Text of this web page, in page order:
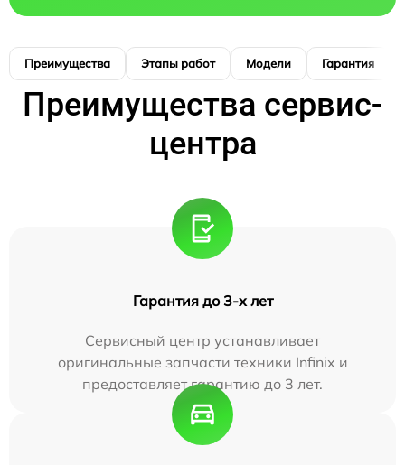
Преимущества Этапы работ Модели Гарантия
Преимущества сервис-
центра
Гарантия до 3-х лет
Сервисный центр устанавливает
оригинальные запчасти техники Infinix и
предоставляет гарантию до 3 лет.